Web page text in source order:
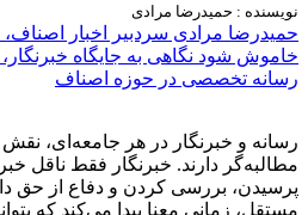
نویسنده : حمیدرضا مرادی
حمیدرضا مرادی سردبیر اخبار اصناف،
خاموش شود نگاهی به جایگاه
رسانه تخصصی در حوزه اصناف
رسانه و خبرنگار در هر جامعه‌ای،
مطالبه‌گر دارند. خبرنگار فقط ناقل
پرسیدن، بررسی کردن و دفاع از حق
مستقل، زمانی معنا پیدا می‌کند که